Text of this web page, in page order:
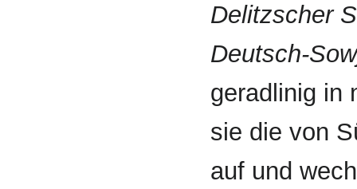
Delitzscher
Deutsch-
gerad­linig in
sie die von
auf und